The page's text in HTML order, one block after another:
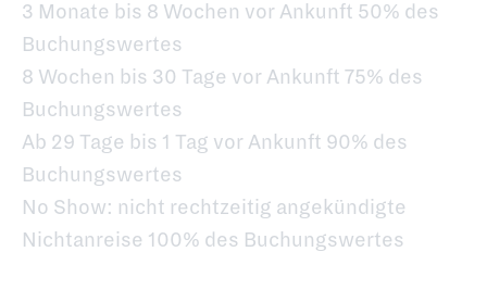
3 Monate bis 8 Wochen vor Ankunft 50% des
Buchungswertes
8 Wochen bis 30 Tage vor Ankunft 75% des
Buchungswertes
Ab 29 Tage bis 1 Tag vor Ankunft 90% des
Buchungswertes
No Show: nicht rechtzeitig angekündigte
Nichtanreise 100% des Buchungswertes